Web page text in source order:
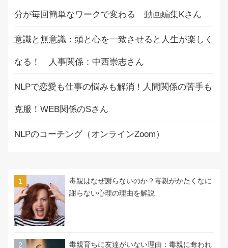
分が毎回簡単なワークで変わる 動画編集Kさん
意識と無意識：頭と心を一致させると人生が楽しく
なる！ 人事関係：中西崇志さん
NLPで恋愛も仕事の悩みも解消！人間関係の苦手も
克服！WEB関係のSさん
NLPのコーチング（オンラインZoom）
毒親はなぜ謝らないのか？毒親がかたくなに
謝らない心理の理由を解説
毒親育ちに友達がいない理由：毒親に奪われ